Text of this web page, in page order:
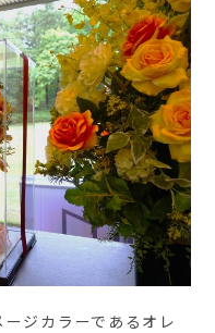
ジカラーであるオレ